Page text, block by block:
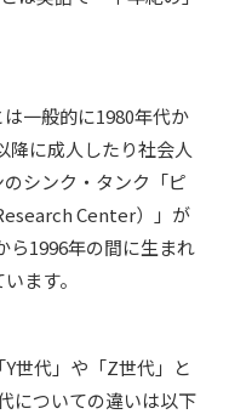
一般的に1980年代か
降に成人したり社会人
シンク・タンク「ピ
Center）」が
ら1996年の間に生まれ
ます。
Y世代」や「Z世代」と
についての違いは以下